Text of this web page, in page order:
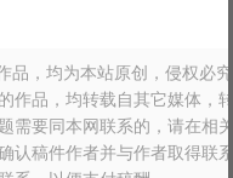
，均为本站原创，侵权必
作品，均转载自其它媒体
需要同本网联系的，请在相
认稿件作者并与作者取得